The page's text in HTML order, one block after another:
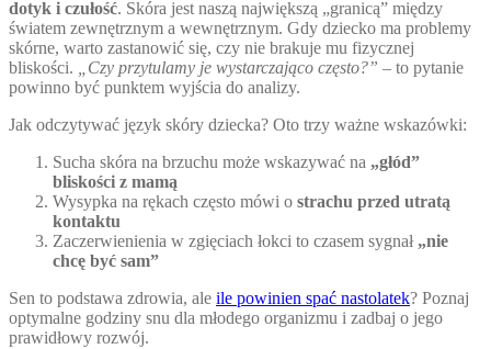
dotyk i czułość. Skóra jest naszą największą „granicą” między
światem zewnętrznym a wewnętrznym. Gdy dziecko ma problemy
skórne, warto zastanowić się, czy nie brakuje mu fizycznej
bliskości.
„Czy przytulamy je wystarczająco często?” – to pytanie
powinno być punktem wyjścia do analizy.
Jak odczytywać język skóry dziecka? Oto trzy ważne wskazówki:
Sucha skóra na brzuchu może wskazywać na „głód”
bliskości z mamą
Wysypka na rękach często mówi o strachu przed utratą
kontaktu
Zaczerwienienia w zgięciach łokci to czasem sygnał „nie
chcę być sam”
Sen to podstawa zdrowia, ale ile powinien spać nastolatek? Poznaj
optymalne godziny snu dla młodego organizmu i zadbaj o jego
prawidłowy rozwój.